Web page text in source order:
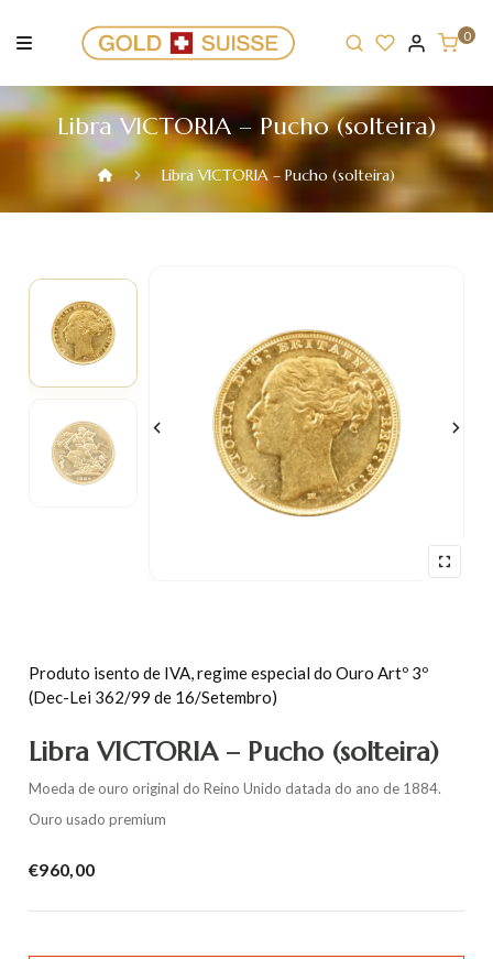
0
Libra VICTORIA – Pucho (solteira)
Libra VICTORIA – Pucho (solteira)
Libra VICTORIA – Pucho (solteira)
Moeda de ouro original do Reino Unido datada do ano de 1884.
Ouro usado premium
€960,00
Produto isento de IVA, regime especial do Ouro Artº 3º
(Dec-Lei 362/99 de 16/Setembro)